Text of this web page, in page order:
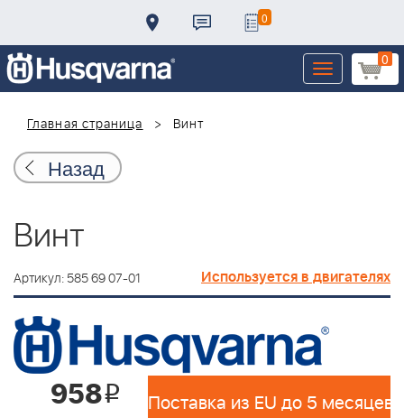
0
0
Toggle
navigation
Главная страница
Винт
Назад
Винт
Артикул: 585 69 07-01 Используется в двигателях
958i Поставка из EU до 5 месяцев